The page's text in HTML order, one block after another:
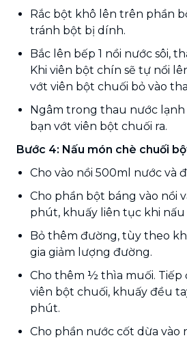
Rắc bột khô lên trên phần
tránh bột bị dính.
Bắc lên bếp 1 nồi nước sôi,
Khi viên bột chín sẽ tự nổi
vớt viên bột chuối bỏ vào
Ngâm trong thau nước
bạn vớt viên bột chuối ra.
Bước 4: Nấu món chè chuối
Cho vào nồi 500ml nước và
Cho phần bột báng vào nồi
phút, khuấy liên tục khi nấu
Bỏ thêm đường, tùy theo
gia giảm lượng đường.
Cho thêm ½ thìa muối. Tiếp
viên bột chuối, khuấy đều
phút.
Cho phần nước cốt dừa vào